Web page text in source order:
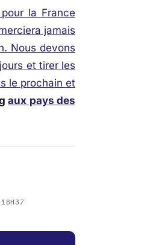
pour la France
jamais
Nous devons
et tirer les
le prochain et
aux pays des